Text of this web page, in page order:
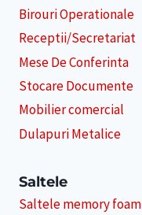
Birouri Operationale
Receptii/Secretariat
Mese De Conferinta
Stocare Documente
Mobilier comercial
Dulapuri Metalice
Saltele
Saltele memory foam